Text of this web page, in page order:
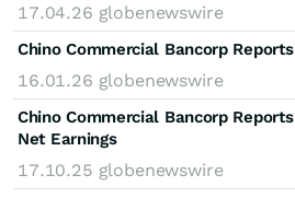
17.04.26 globenewswire
Chino Commercial Bancorp
16.01.26 globenewswire
Chino Commercial Bancorp
Net Earnings
17.10.25 globenewswire